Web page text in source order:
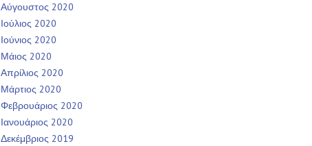
Αύγουστος 2020
Ιούλιος 2020
Ιούνιος 2020
Μάιος 2020
Απρίλιος 2020
Μάρτιος 2020
Φεβρουάριος 2020
Ιανουάριος 2020
Δεκέμβριος 2019